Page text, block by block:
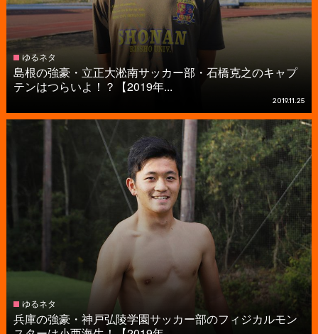
ゆるネタ
島根の強豪・立正大淞南サッカー部・石橋克之のキャプ
テンはつらいよ！？【2019年...
2019.11.25
ゆるネタ
兵庫の強豪・神戸弘陵学園サッカー部のフィジカルモン